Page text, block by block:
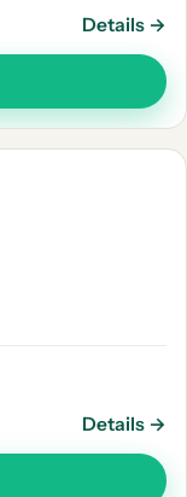
Details →
Details →